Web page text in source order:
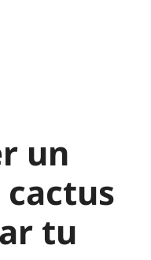
un
tu